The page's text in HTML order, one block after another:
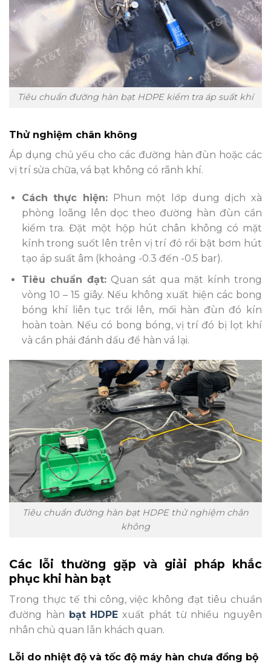
Tiêu chuẩn đường hàn bạt HDPE kiểm tra áp suất khí
Thử nghiệm chân không
Áp dụng chủ yếu cho các đường hàn đùn hoặc các
vị trí sửa chữa, vá bạt không có rãnh khí.
Cách thực hiện: Phun một lớp dung dịch xà
phòng loãng lên dọc theo đường hàn đùn cần
kiểm tra. Đặt một hộp hút chân không có mặt
kính trong suốt lên trên vị trí đó rồi bật bơm hút
tạo áp suất âm (khoảng -0.3 đến -0.5 bar).
Tiêu chuẩn đạt:Quan sát qua mặt kính trong
vòng 10 – 15 giây. Nếu không xuất hiện các bong
bóng khí liên tục trồi lên, mối hàn đùn đó kín
hoàn toàn. Nếu có bong bóng, vị trí đó bị lọt khí
và cần phải đánh dấu để hàn vá lại.
Tiêu chuẩn đường hàn bạt HDPE thử nghiệm chân
không
Các lỗi thường gặp và giải pháp khắc
phục khi hàn bạt
Trong thực tế thi công, việc không đạt tiêu chuẩn
đường hàn bạt HDPE xuất phát từ nhiều nguyên
nhân chủ quan lẫn khách quan.
Lỗi do nhiệt độ và tốc độ máy hàn chưa đồng bộ